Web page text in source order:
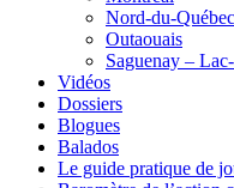
Nord-du-Québec
Outaouais
Saguenay –
Vidéos
Dossiers
Blogues
Balados
Le guide pratique de